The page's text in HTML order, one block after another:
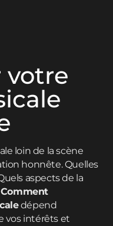
votre
loin de la scène
honnête. Quelles
aspects de la
Comment
dépend
vos intérêts et